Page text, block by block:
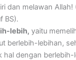
dan melawan Allah!
BS).
lebih, yaitu
berlebih-lebihan,
hal dengan berlebih-